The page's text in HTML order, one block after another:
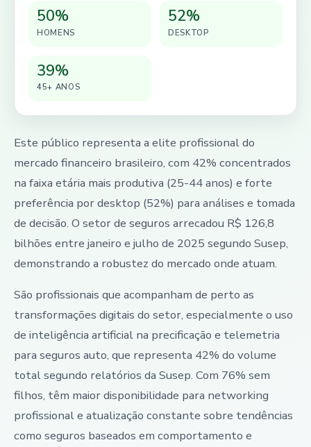
50%
HOMENS
52%
DESKTOP
39%
45+ ANOS
Este público representa a elite profissional do
mercado financeiro brasileiro, com 42% concentrados
na faixa etária mais produtiva (25-44 anos) e forte
preferência por desktop (52%) para análises e tomada
de decisão. O setor de seguros arrecadou R$ 126,8
bilhões entre janeiro e julho de 2025 segundo Susep,
demonstrando a robustez do mercado onde atuam.
São profissionais que acompanham de perto as
transformações digitais do setor, especialmente o uso
de inteligência artificial na precificação e telemetria
para seguros auto, que representa 42% do volume
total segundo relatórios da Susep. Com 76% sem
filhos, têm maior disponibilidade para networking
profissional e atualização constante sobre tendências
como seguros baseados em comportamento e